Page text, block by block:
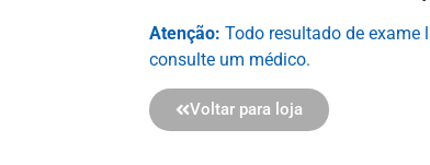
Atenção: Todo resultado de exame
consulte um médico.
Voltar para loja